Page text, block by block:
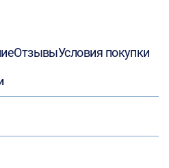
ОтзывыУсловия покупки